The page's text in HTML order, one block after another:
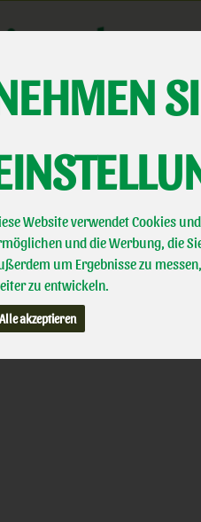
Website verwendet Cookies
und die Werbung, die
um Ergebnisse zu
zu entwickeln.
Alle akzeptieren
Über uns